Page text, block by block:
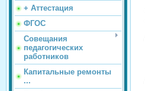
+ Аттестация
ФГОС
Совещания
педагогических
работников
Капитальные ремонты
...